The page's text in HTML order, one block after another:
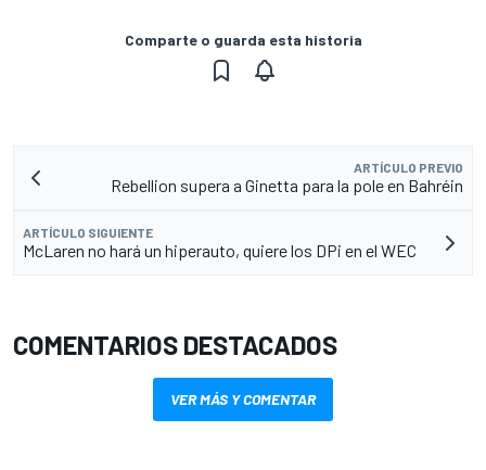
Comparte o guarda esta historia
ARTÍCULO PREVIO
Rebellion supera a Ginetta para la pole en Bahréin
ARTÍCULO SIGUIENTE
McLaren no hará un hiperauto, quiere los DPi en el WEC
COMENTARIOS DESTACADOS
VER MÁS Y COMENTAR